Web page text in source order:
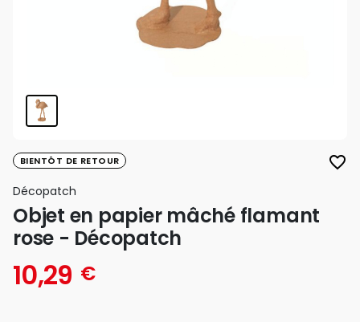
BIENTÔT DE RETOUR favorite_border
Décopatch
Objet en papier mâché flamant
rose - Décopatch
10,29 €